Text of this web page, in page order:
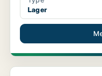
Lager
Produktionsejendom i Hobro